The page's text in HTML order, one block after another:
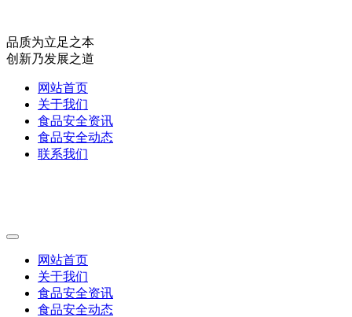
品质为立足之本
创新乃发展之道
网站首页
关于我们
食品安全资讯
食品安全动态
联系我们
网站首页
关于我们
食品安全资讯
食品安全动态